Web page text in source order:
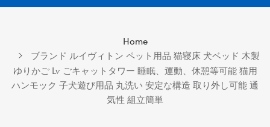
Home
ブランド ルイヴィトン ペット用品 猫寝床 犬ベッド 木製
ゆりかご Lv ごキャットタワー 睡眠、運動、休憩等可能 猫用
ハンモック 子犬遊び用品 丸洗い 安定な構造 取り外し可能 通
気性 組立簡単